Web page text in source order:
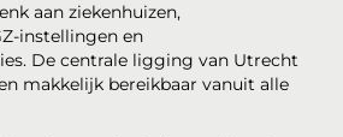
aan ziekenhuizen,
instellingen en
De centrale ligging van Utrecht
makkelijk bereikbaar vanuit alle